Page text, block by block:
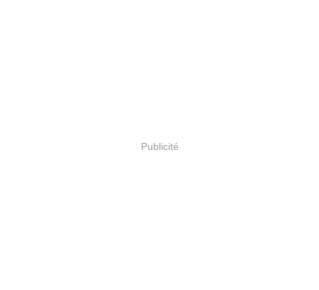
Publicité